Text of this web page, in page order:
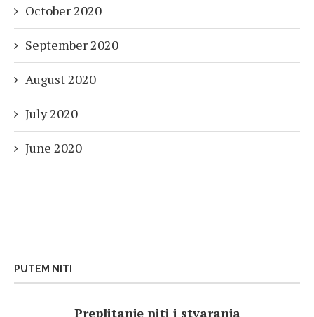
October 2020
September 2020
August 2020
July 2020
June 2020
PUTEM NITI
Preplitanje niti i stvaranja